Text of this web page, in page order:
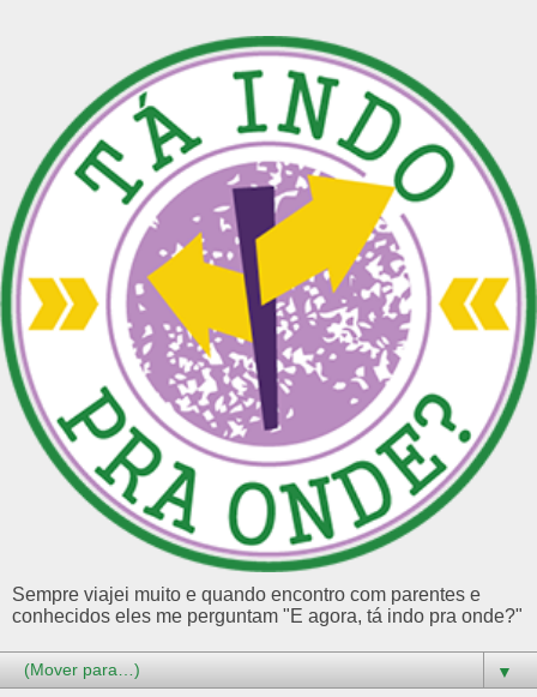
Sempre viajei muito e quando encontro com parentes e
conhecidos eles me perguntam "E agora, tá indo pra onde?"
▼